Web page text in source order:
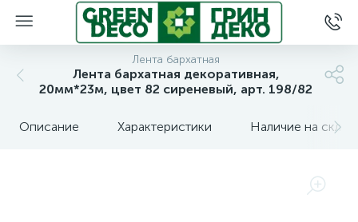
Лента бархатная
Лента бархатная декоративная,
20мм*23м, цвет 82 сиреневый, арт. 198/82
Описание Характеристики Наличие на